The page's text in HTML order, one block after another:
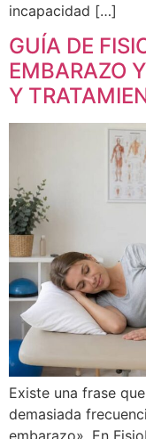
incapacidad […]
GUÍA DE
EMBARAZO
Y
Existe una frase
demasiada